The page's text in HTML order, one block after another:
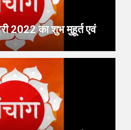
2022 का शुभ मुहूर्त एवं